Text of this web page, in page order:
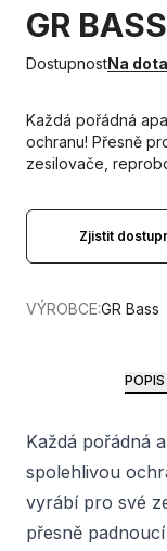
GR
DostupnostNa
Každá pořádná
ochranu! Přesně
zesilovače,
Zjistit
VÝROBCE:GR Bass
Každá pořádná
spolehlivou
vyrábí pro své
přesně